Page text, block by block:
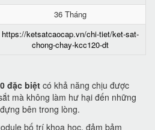
36 Tháng
https://ketsatcaocap.vn/chi-tiet/ket-sat-
chong-chay-kcc120-dt
đặc biệt có khả năng chịu được
mà không làm hư hại đến những
bên trong lòng.
bố trí khoa học, đảm bảm